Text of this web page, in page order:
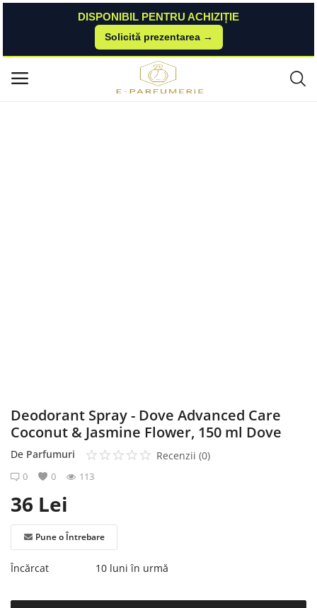
DISPONIBIL PENTRU ACHIZIȚIE
Solicită prezentarea →
Meniu principal
Parfumuri Pentru Femei
Deodorant Spray - Dove Advanced Care Coconut & Jasmine Flower, 150
Deodorant Spray - Dove Advanced Care
Coconut & Jasmine Flower, 150 ml Dove
De Parfumuri Recenzii (0)
0 0 113
36 Lei
Pune o Întrebare
Încărcat 10 luni în urmă